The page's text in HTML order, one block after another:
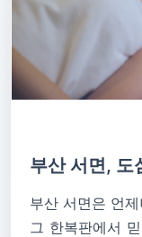
부산 서면, 도
부산 서면은 언
그 한복판에서